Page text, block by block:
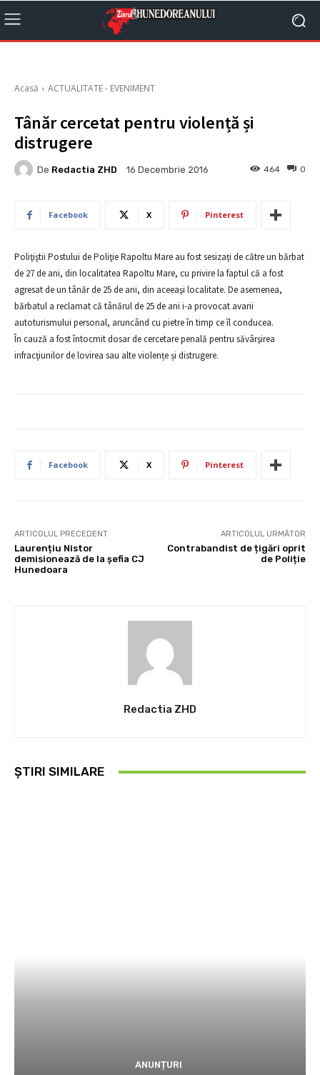
Acasă ACTUALITATE - EVENIMENT
Tânăr cercetat pentru violență și
distrugere
De Redactia ZHD 16 Decembrie 2016 0
464
Facebook X Pinterest
Poliţiştii Postului de Poliţie Rapoltu Mare au fost sesizaţi de către un bărbat
de 27 de ani, din localitatea Rapoltu Mare, cu privire la faptul că a fost
agresat de un tânăr de 25 de ani, din aceeaşi localitate. De asemenea,
bărbatul a reclamat că tânărul de 25 de ani i-a provocat avarii
autoturismului personal, aruncând cu pietre în timp ce îl conducea.
În cauză a fost întocmit dosar de cercetare penală pentru săvârşirea
infracţiunilor de lovirea sau alte violențe și distrugere.
Facebook X Pinterest
ARTICOLUL PRECEDENT
Laurențiu Nistor
demisionează de la șefia CJ
Hunedoara
ARTICOLUL URMĂTOR
Contrabandist de țigări oprit
de Poliție
Redactia ZHD
ȘTIRI SIMILARE
ANUNȚURI